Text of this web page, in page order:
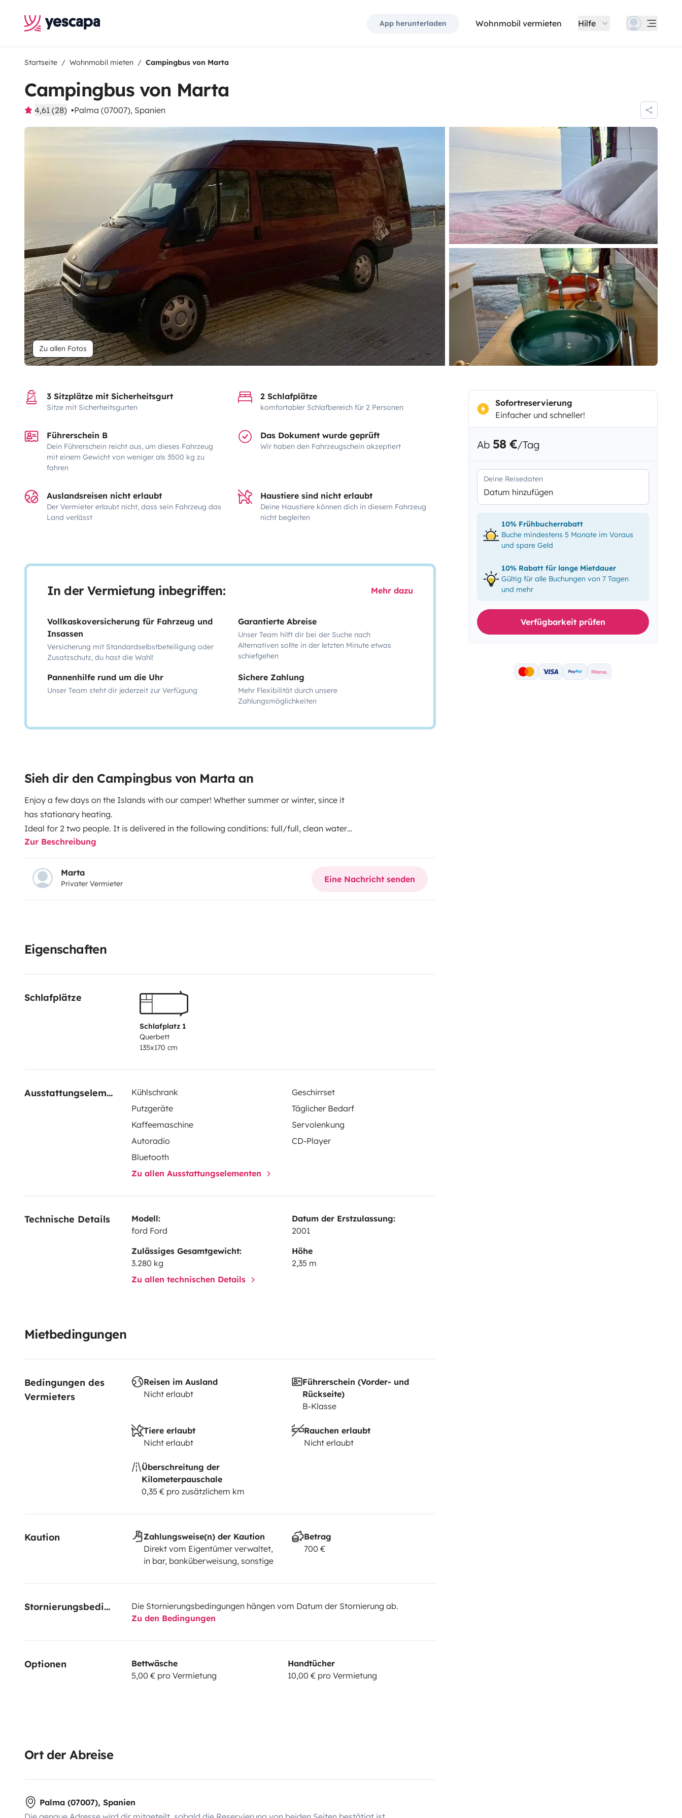
App herunterladen Wohnmobil vermieten Hilfe
Startseite Wohnmobil mieten Campingbus von Marta
Campingbus von Marta
4,61 (28) Palma (07007), Spanien
Zu allen Fotos
3 Sitzplätze mit Sicherheitsgurt
Sitze mit Sicherheitsgurten
2 Schlafplätze
komfortabler Schlafbereich für 2 Personen
Führerschein B
Dein Führerschein reicht aus, um dieses Fahrzeug
mit einem Gewicht von weniger als 3500 kg zu
fahren
Das Dokument wurde geprüft
Wir haben den Fahrzeugschein akzeptiert
Auslandsreisen nicht erlaubt
Der Vermieter erlaubt nicht, dass sein Fahrzeug das
Land verlässt
Haustiere sind nicht erlaubt
Deine Haustiere können dich in diesem Fahrzeug
nicht begleiten
In der Vermietung inbegriffen: Mehr dazu
Vollkaskoversicherung für Fahrzeug und
Insassen
Versicherung mit Standardselbstbeteiligung oder
Zusatzschutz, du hast die Wahl!
Garantierte Abreise
Unser Team hilft dir bei der Suche nach
Alternativen sollte in der letzten Minute etwas
schiefgehen
Pannenhilfe rund um die Uhr
Unser Team steht dir jederzeit zur Verfügung
Sichere Zahlung
Mehr Flexibilität durch unsere
Zahlungsmöglichkeiten
Sieh dir den Campingbus von Marta an
Enjoy a few days on the Islands with our camper! Whether summer or winter, since it
has stationary heating.
Ideal for 2 two people. It is delivered in the following conditions: full/full, clean waters
full and gray waters empty. Clean potty. Set of towels for two people and sheets.
EXTRAS:
We can pick you up at the airport, ask us when you make your reservation.
We have several extra accessories so that you can fully enjoy your vacation upon
request and at cost. Such as hammocks, paddle surf boards, snorkeling equipment
Zur Beschreibung
Marta
Privater Vermieter Eine Nachricht senden
Eigenschaften
Schlafplätze
Schlafplatz 1
Querbett
135x170 cm
Ausstattungselemente Kühlschrank
Geschirrset
Putzgeräte
Täglicher Bedarf
Kaffeemaschine
Servolenkung
Autoradio
CD-Player
Bluetooth
Zu allen Ausstattungselementen
Technische Details
Modell:
ford Ford
Datum der Erstzulassung:
2001
Zulässiges Gesamtgewicht:
3.280 kg
Höhe
2,35 m
Zu allen technischen Details
Mietbedingungen
Bedingungen des
Vermieters
Reisen im Ausland
Nicht erlaubt
Führerschein (Vorder- und
Rückseite)
B-Klasse
Tiere erlaubt
Nicht erlaubt
Rauchen erlaubt
Nicht erlaubt
Überschreitung der
Kilometerpauschale
0,35 € pro zusätzlichem km
Kaution
Zahlungsweise(n) der Kaution
Direkt vom Eigentümer verwaltet,
in bar, banküberweisung, sonstige
Betrag
700 €
Stornierungsbedingungen
Die Stornierungsbedingungen hängen vom Datum der Stornierung ab.
Zu den Bedingungen
Optionen
Bettwäsche
5,00 € pro Vermietung
Handtücher
10,00 € pro Vermietung
Ort der Abreise
Palma (07007), Spanien
Sofortreservierung
Einfacher und schneller!
Ab 58 €/Tag
Deine Reisedaten
Datum hinzufügen
10% Frühbucherrabatt
Buche mindestens 5 Monate im Voraus
und spare Geld
10% Rabatt für lange Mietdauer
Gültig für alle Buchungen von 7 Tagen
und mehr
Verfügbarkeit prüfen